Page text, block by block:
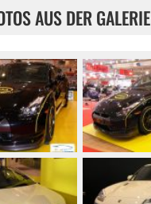
AUS DER GALERIE